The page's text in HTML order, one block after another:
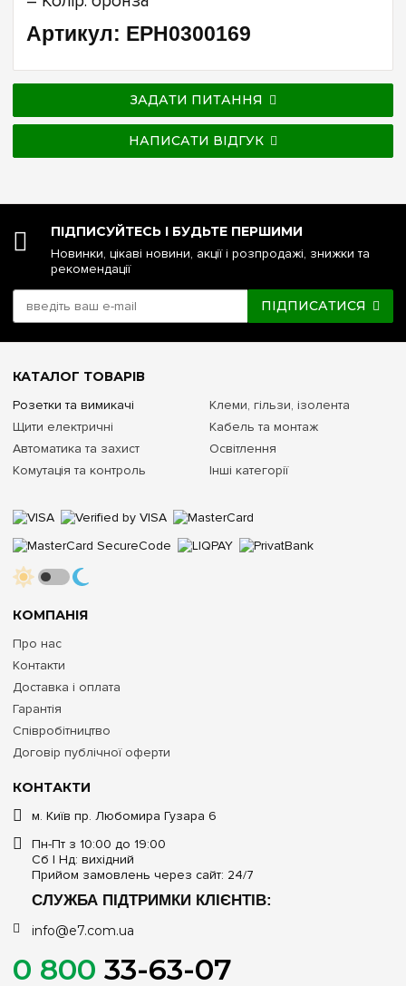
Артикул: EPH0300169
ЗАДАТИ ПИТАННЯ
НАПИСАТИ ВІДГУК
ПІДПИСУЙТЕСЬ І БУДЬТЕ ПЕРШИМИ
Новинки, цікаві новини, акції і розпродажі, знижки та
рекомендації
ПІДПИСАТИСЯ
КОНТАКТИ
м. Київ пр. Любомира Гузара 6
Пн-Пт з 10:00 до 19:00
Сб | Нд: вихідний
Прийом замовлень через сайт: 24/7
СЛУЖБА ПІДТРИМКИ КЛІЄНТІВ:
info@e7.com.ua
0 800 33-63-07
КОМПАНІЯ
Про нас
Контакти
Доставка і оплата
Гарантія
Співробітництво
Договір публічної оферти
КАТАЛОГ ТОВАРІВ
Розетки та вимикачі
Щити електричні
Автоматика та захист
Комутація та контроль
Клеми, гільзи, ізолента
Кабель та монтаж
Освітлення
Інші категорії